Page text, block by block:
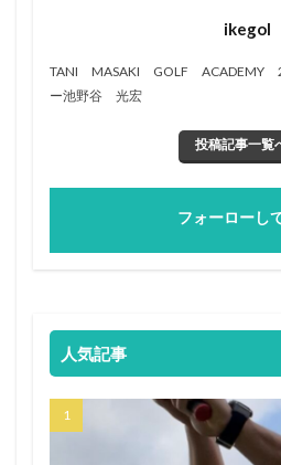
ikegol
TANI MASAKI GOLF ACADEMY
ー池野谷 光宏
投稿記事一覧
フォーローし
人気記事